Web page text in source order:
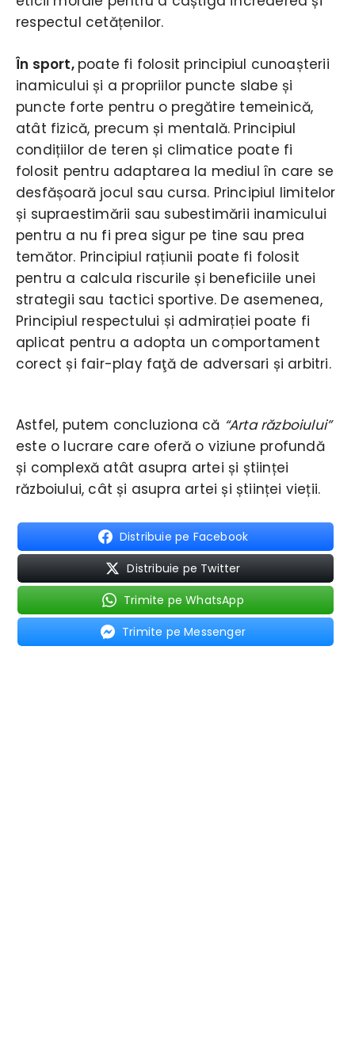
respectul cetățenilor.
În sport, poate fi folosit principiul cunoașterii
inamicului și a propriilor puncte slabe și
puncte forte pentru o pregătire temeinică,
atât fizică, precum și mentală. Principiul
condițiilor de teren și climatice poate fi
folosit pentru adaptarea la mediul în care se
desfășoară jocul sau cursa. Principiul limitelor
și supraestimării sau subestimării inamicului
pentru a nu fi prea sigur pe tine sau prea
temător. Principiul rațiunii poate fi folosit
pentru a calcula riscurile și beneficiile unei
strategii sau tactici sportive. De asemenea,
Principiul respectului și admirației poate fi
aplicat pentru a adopta un comportament
corect și fair-play faţă de adversari și arbitri.
Astfel, putem concluziona că “Arta războiului”
este o lucrare care oferă o viziune profundă
și complexă atât asupra artei și științei
războiului, cât și asupra artei și științei vieții.
Distribuie pe Facebook
Distribuie pe Twitter
Trimite pe WhatsApp
Trimite pe Messenger